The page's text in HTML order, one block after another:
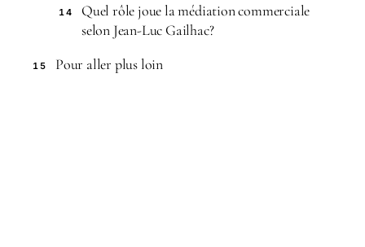
14
Quel rôle joue la médiation commerciale
selon Jean-Luc Gailhac?
15 Pour aller plus loin